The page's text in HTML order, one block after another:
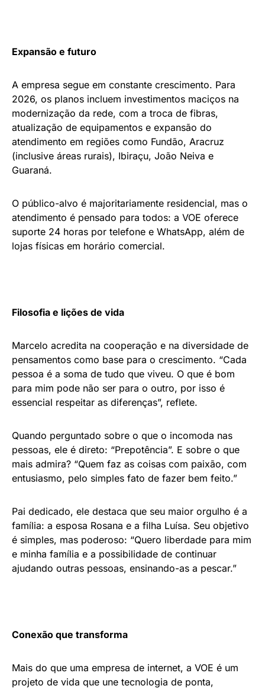
Expansão e futuro
A empresa segue em constante crescimento. Para
2026, os planos incluem investimentos maciços na
modernização da rede, com a troca de fibras,
atualização de equipamentos e expansão do
atendimento em regiões como Fundão, Aracruz
(inclusive áreas rurais), Ibiraçu, João Neiva e
Guaraná.
O público-alvo é majoritariamente residencial, mas o
atendimento é pensado para todos: a VOE oferece
suporte 24 horas por telefone e WhatsApp, além de
lojas físicas em horário comercial.
Filosofia e lições de vida
Marcelo acredita na cooperação e na diversidade de
pensamentos como base para o crescimento. “Cada
pessoa é a soma de tudo que viveu. O que é bom
para mim pode não ser para o outro, por isso é
essencial respeitar as diferenças”, reflete.
Quando perguntado sobre o que o incomoda nas
pessoas, ele é direto: “Prepotência”. E sobre o que
mais admira? “Quem faz as coisas com paixão, com
entusiasmo, pelo simples fato de fazer bem feito.”
Pai dedicado, ele destaca que seu maior orgulho é a
família: a esposa Rosana e a filha Luísa. Seu objetivo
é simples, mas poderoso: “Quero liberdade para mim
e minha família e a possibilidade de continuar
ajudando outras pessoas, ensinando-as a pescar.”
Conexão que transforma
Mais do que uma empresa de internet, a VOE é um
projeto de vida que une tecnologia de ponta,